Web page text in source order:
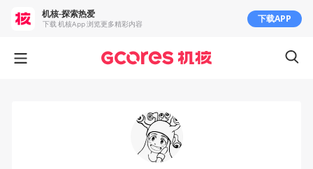
机核-探索热爱
下载 机核App 浏览更多精彩内容 下载APP